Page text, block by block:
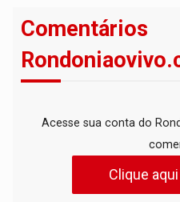
Comentários
Acesse sua conta do
Clique